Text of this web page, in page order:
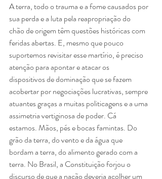
A terra, todo o trauma e a fome causados por
sua perda e a luta pela reapropriação do
chão de origem têm questões históricas com
feridas abertas. E, mesmo que pouco
suportemos revisitar esse martírio, é preciso
atenção para apontar e atacar os
dispositivos de dominação que se fazem
acobertar por negociações lucrativas, sempre
atuantes graças a muitas politicagens e a uma
assimetria vertiginosa de poder. Cá
estamos. Mãos, pés e bocas famintas. Do
grão da terra, do vento e da água que
bordam a terra, do alimento gerado com a
terra. No Brasil, a Constituição forjou o
discurso de que a nação deveria acolher um